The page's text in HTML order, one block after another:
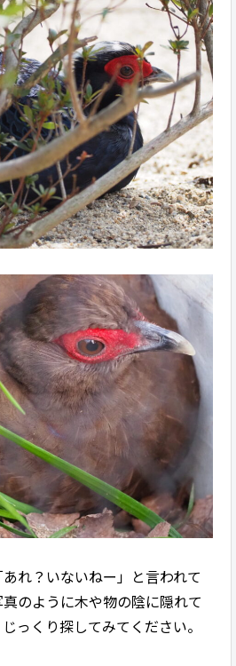
れ？いないねー」と言われて
のように木や物の陰に隠れて
っくり探してみてください。